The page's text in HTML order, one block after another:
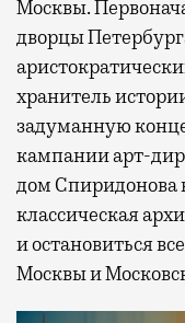
Москвы.
дворцы
хранитель
задуманную
кампании арт-
дом Спиридонова
классическая
и остановиться
Москвы и